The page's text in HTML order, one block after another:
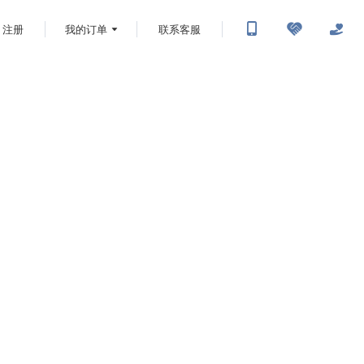
注册 我的订单 联系客服